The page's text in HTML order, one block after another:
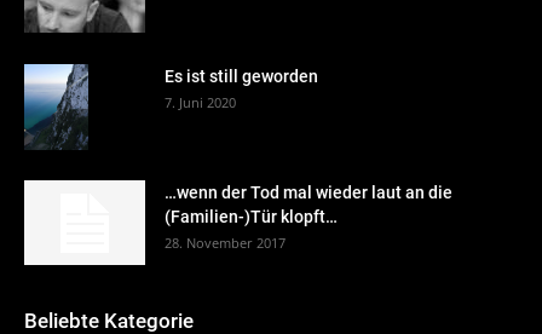
Es ist still geworden
7. Juni 2020
…wenn der Tod mal wieder laut an die
(Familien-)Tür klopft…
28. November 2017
Beliebte Kategorie